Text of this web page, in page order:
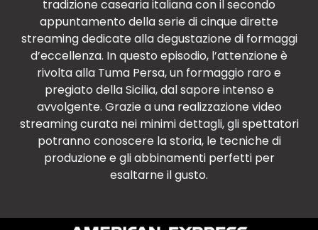
tradizione casearia italiana con il secondo
appuntamento della serie di cinque dirette
streaming dedicate alla degustazione di formaggi
d’eccellenza. In questo episodio, l’attenzione è
rivolta alla Tuma Persa, un formaggio raro e
pregiato della Sicilia, dal sapore intenso e
avvolgente. Grazie a una realizzazione video
streaming curata nei minimi dettagli, gli spettatori
potranno conoscere la storia, le tecniche di
produzione e gli abbinamenti perfetti per
esaltarne il gusto.